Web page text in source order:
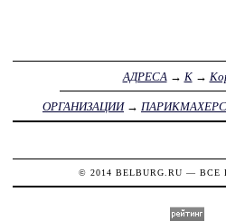
АДРЕСА → К→
ОРГАНИЗАЦИИ→
© 2014 BELBURG.RU — ВСЕ